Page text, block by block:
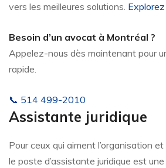
vers les meilleures solutions.
Besoin d’un avocat à Montréal ?
Appelez-nous dès maintenant pour
rapide.
📞 514 499-2010
Assistante juridique
Pour ceux qui aiment l’organisation
le poste d’assistante juridique est